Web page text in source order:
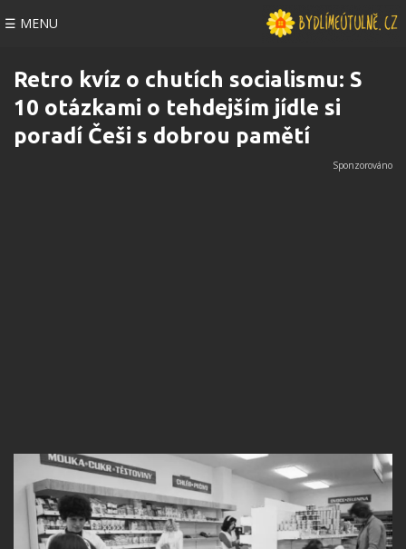
☰ MENU
Retro kvíz o chutích socialismu: S
10 otázkami o tehdejším jídle si
poradí Češi s dobrou pamětí